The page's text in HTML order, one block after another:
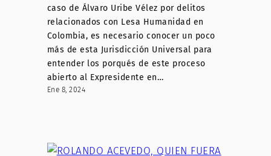
caso de Álvaro Uribe Vélez por delitos
relacionados con Lesa Humanidad en
Colombia, es necesario conocer un poco
más de esta Jurisdicción Universal para
entender los porqués de este proceso
abierto al Expresidente en…
Ene 8, 2024